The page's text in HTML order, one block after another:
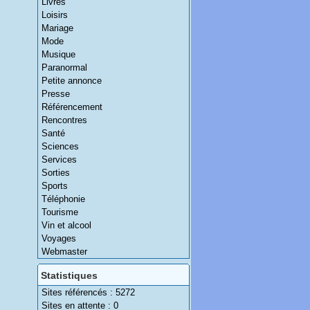
Loisirs
Mariage
Mode
Musique
Paranormal
Petite annonce
Presse
Référencement
Rencontres
Santé
Sciences
Services
Sorties
Sports
Téléphonie
Tourisme
Vin et alcool
Voyages
Webmaster
Statistiques
Sites référencés : 5272
Sites en attente : 0